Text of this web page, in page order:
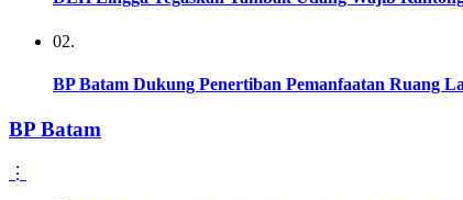
02.
BP Batam Dukung Penertiban Pemanfaatan Ruang
BP Batam
⋮